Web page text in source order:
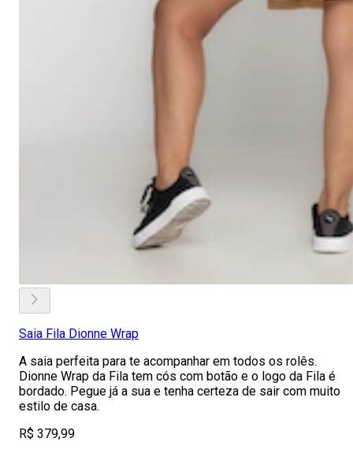
Saia Fila Dionne Wrap
A saia perfeita para te acompanhar em todos os rolês.
Dionne Wrap da Fila tem cós com botão e o logo da Fila é
bordado. Pegue já a sua e tenha certeza de sair com muito
estilo de casa.
R$ 379,99